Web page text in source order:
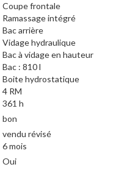
Coupe frontale
Ramassage intégré
Bac arrière
Vidage hydraulique
Bac à vidage en hauteur
Bac : 810 l
Boite hydrostatique
4 RM
361 h
bon
vendu révisé
6 mois
Oui